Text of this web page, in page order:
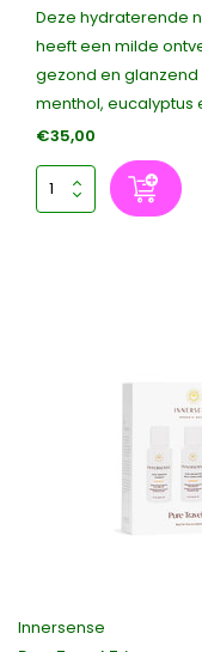
Deze hydraterende
heeft een milde
gezond en
menthol, eucalyptus
€35,00
Innersense